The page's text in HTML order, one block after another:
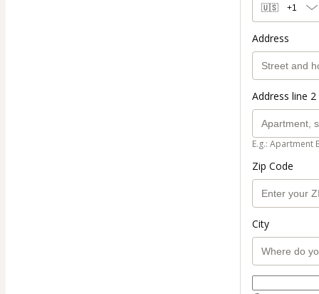
🇺🇸 +1
Address
Address line
E.g.: Apartment
Zip Code
City